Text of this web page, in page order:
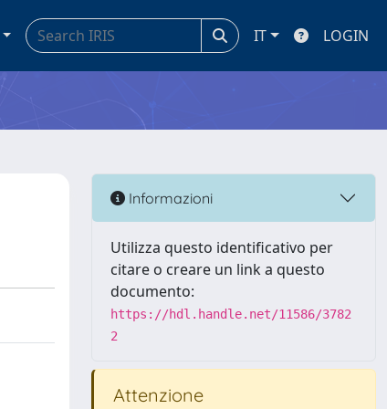
IT LOGIN
Informazioni
Utilizza questo identificativo per
citare o creare un link a questo
documento:
https://hdl.handle.net/11586/3782
2
Attenzione